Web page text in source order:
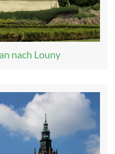
nach Louny